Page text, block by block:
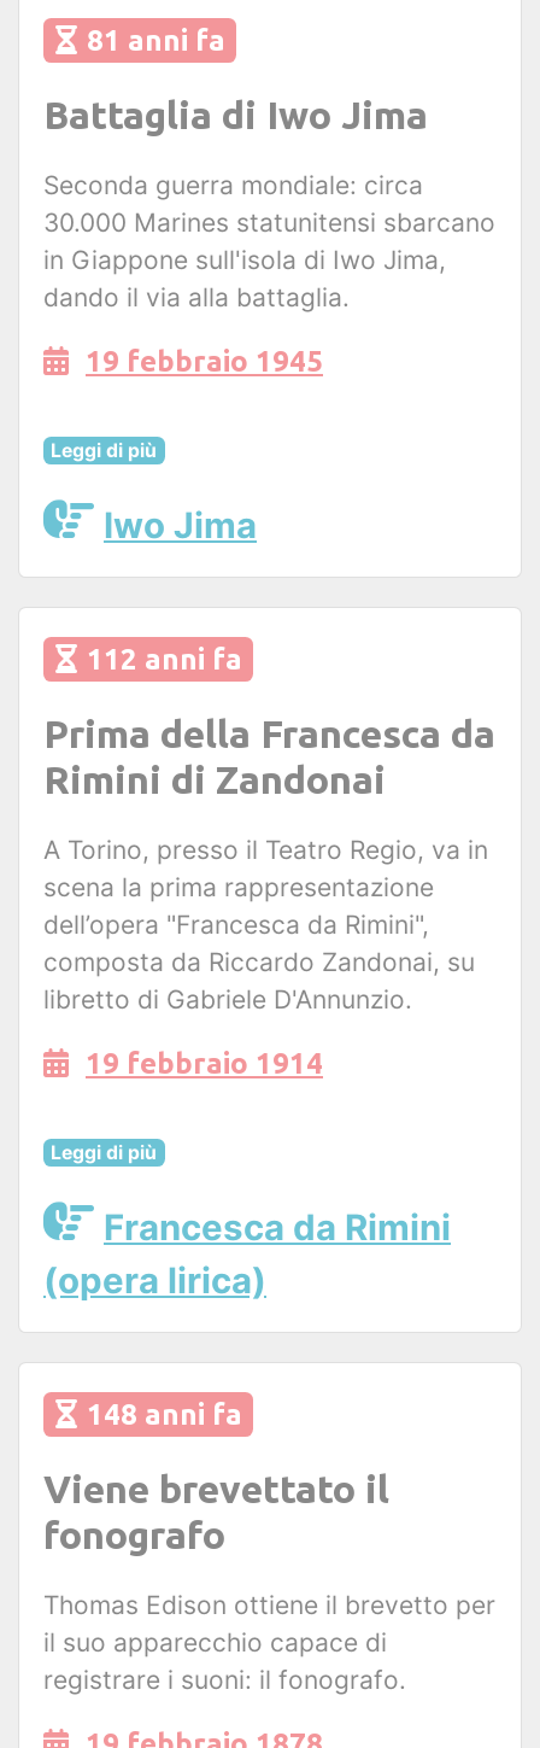
81 anni fa
Battaglia di Iwo Jima
Seconda guerra mondiale: circa
30.000 Marines statunitensi sbarcano
in Giappone sull'isola di Iwo Jima,
dando il via alla battaglia.
19 febbraio 1945
Leggi di più
Iwo Jima
112 anni fa
Prima della Francesca da
Rimini di Zandonai
A Torino, presso il Teatro Regio, va in
scena la prima rappresentazione
dell’opera "Francesca da Rimini",
composta da Riccardo Zandonai, su
libretto di Gabriele D'Annunzio.
19 febbraio 1914
Leggi di più
Francesca da Rimini
(opera lirica)
148 anni fa
Viene brevettato il
fonografo
Thomas Edison ottiene il brevetto per
il suo apparecchio capace di
registrare i suoni: il fonografo.